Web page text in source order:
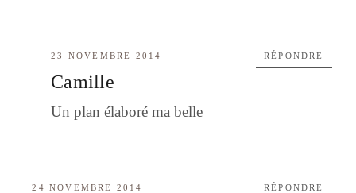
23 NOVEMBRE 2014
Camille
Un plan élaboré ma belle
RÉPONDRE
24 NOVEMBRE 2014 RÉPONDRE